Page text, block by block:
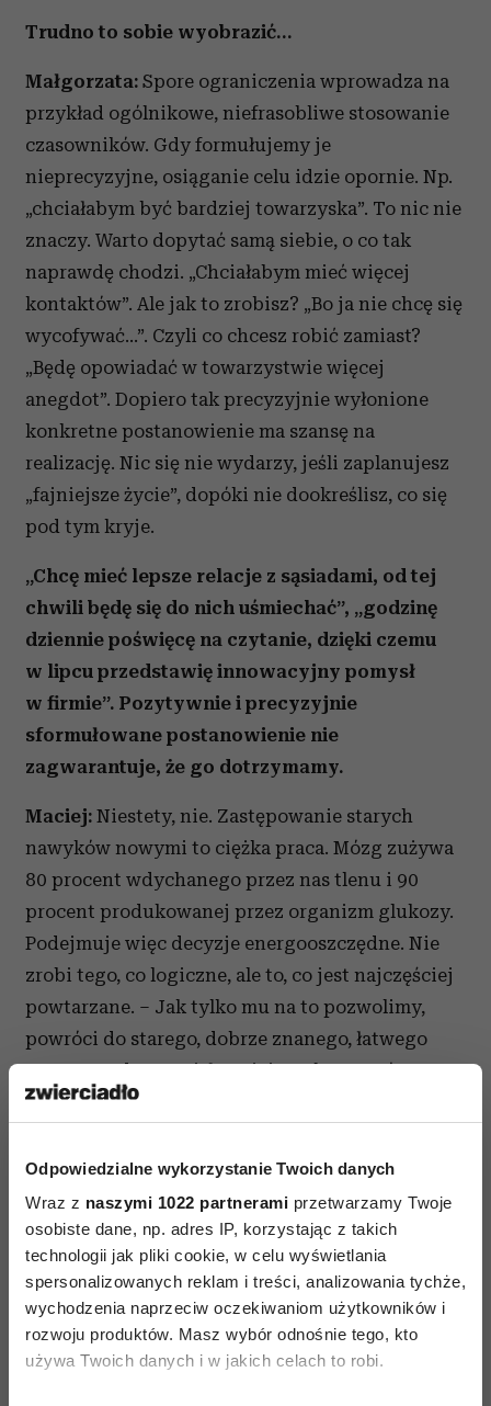
Odpowiedzialne wykorzystanie Twoich danych
Wraz z naszymi 1022 partnerami przetwarzamy Twoje
osobiste dane, np. adres IP, korzystając z takich
technologii jak pliki cookie, w celu wyświetlania
spersonalizowanych reklam i treści, analizowania tychże,
wychodzenia naprzeciw oczekiwaniom użytkowników i
rozwoju produktów. Masz wybór odnośnie tego, kto
używa Twoich danych i w jakich celach to robi.
Trudno to sobie wyobrazić…
Małgorzata: Spore ograniczenia wprowadza na
przykład ogólnikowe, niefrasobliwe stosowanie
czasowników. Gdy formułujemy je
nieprecyzyjne, osiąganie celu idzie opornie. Np.
„chciałabym być bardziej towarzyska”. To nic nie
znaczy. Warto dopytać samą siebie, o co tak
naprawdę chodzi. „Chciałabym mieć więcej
kontaktów”. Ale jak to zrobisz? „Bo ja nie chcę się
wycofywać…”. Czyli co chcesz robić zamiast?
„Będę opowiadać w towarzystwie więcej
anegdot”. Dopiero tak precyzyjnie wyłonione
konkretne postanowienie ma szansę na
realizację. Nic się nie wydarzy, jeśli zaplanujesz
„fajniejsze życie”, dopóki nie dookreślisz, co się
pod tym kryje.
„Chcę mieć lepsze relacje z sąsiadami, od tej
chwili będę się do nich uśmiechać”, „godzinę
dziennie poświęcę na czytanie, dzięki czemu
w lipcu przedstawię innowacyjny pomysł
w firmie”. Pozytywnie i precyzyjnie
sformułowane postanowienie nie
zagwarantuje, że go dotrzymamy.
Maciej: Niestety, nie. Zastępowanie starych
nawyków nowymi to ciężka praca. Mózg zużywa
80 procent wdychanego przez nas tlenu i 90
procent produkowanej przez organizm glukozy.
Podejmuje więc decyzje energooszczędne. Nie
zrobi tego, co logiczne, ale to, co jest najczęściej
powtarzane. – Jak tylko mu na to pozwolimy,
powróci do starego, dobrze znanego, łatwego
wzorca. Jeden z najsławniejszych trenerów
rozwoju osobistego Stephen Gilligan mawia, że
zrobi wszystko, żebyś na niego głosował, a potem
cię oszuka, zdradzi i zrobi, co dla niego
wygodne, a wygodny jest schemat. Warto mózgu
pilnować.
W jaki sposób?
Maciej:Nowe połączenie neuronalne, które